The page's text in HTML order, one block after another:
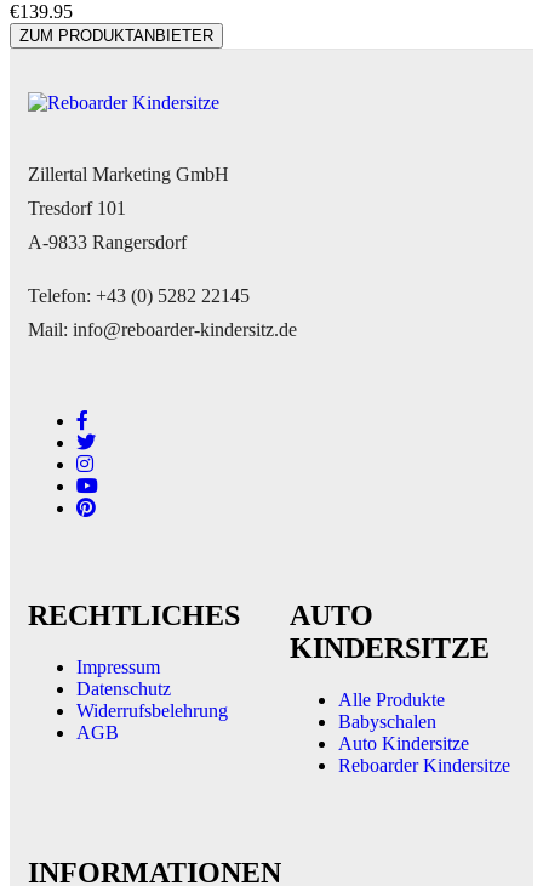
€139.95
ZUM PRODUKTANBIETER
Zillertal Marketing GmbH
Tresdorf 101
A-9833 Rangersdorf
Telefon: +43 (0) 5282 22145
Mail: info@reboarder-kindersitz.de
RECHTLICHES
Impressum
Datenschutz
Widerrufsbelehrung
AGB
AUTO
KINDERSITZE
Alle Produkte
Babyschalen
Auto Kindersitze
Reboarder Kindersitze
INFORMATIONEN